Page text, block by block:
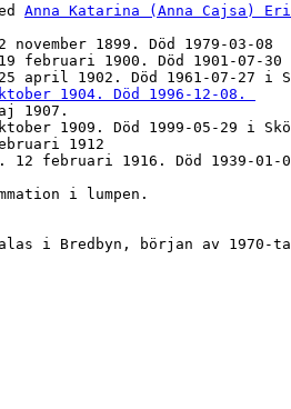
Anna Katarina (Anna Cajsa)
1899. Död 1979-03-08
februari 1900. Död 1901-07-
1904. Död 1996-12-08.
1907.
1909. Död 1999-05-29 i
1912
12 februari 1916. Död 1939-01-
i lumpen.